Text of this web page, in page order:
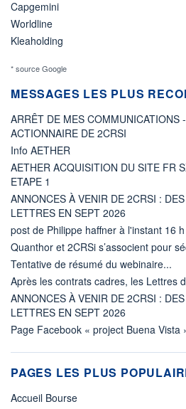
Capgemini
Worldline
Kleaholding
* source Google
MESSAGES LES PLUS
ARRÊT DE MES COMMUNICATIONS
ACTIONNAIRE DE 2CRSI
Info AETHER
AETHER ACQUISITION DU SITE FR
ETAPE 1
ANNONCES À VENIR DE 2CRSI :
LETTRES EN SEPT 2026
post de Philippe haffner à l'instant 16
Quanthor et 2CRSi s’associent pour
Tentative de résumé du webinaire...
Après les contrats cadres, les Lettres
ANNONCES À VENIR DE 2CRSI :
LETTRES EN SEPT 2026
Page Facebook « project Buena Vista
PAGES LES PLUS
Accueil Bourse